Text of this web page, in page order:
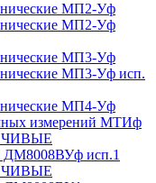
МП2-Уф
МП2-Уф
МП3-Уф
МП3-Уф исп.
МП4-Уф
измерений МТИф
исп.1